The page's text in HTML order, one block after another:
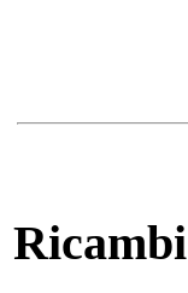
Ricambi